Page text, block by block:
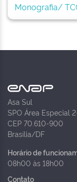
Monografia/
Asa Sul
SPO Área Especial
CEP 70.610-900
Brasília/DF
Horário de
08h00 às 18h00
Contato